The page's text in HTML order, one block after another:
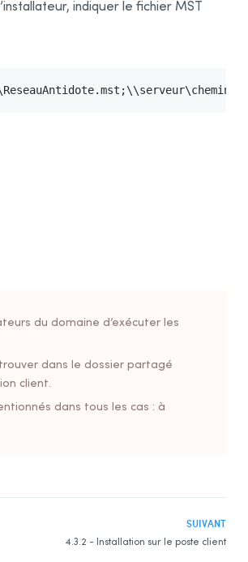
indiquer le fichier MST
du domaine d’exécuter les
dans le dossier partagé
client.
dans tous les cas : à
SUIVANT
4.3.2 - Installation sur le poste client